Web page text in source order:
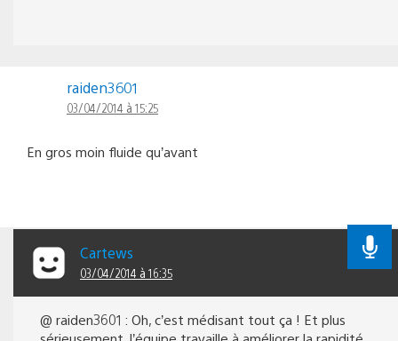
raiden3601
03/04/2014 à 15:25
En gros moin fluide qu’avant
Cartews
03/04/2014 à 16:35
@ raiden3601 : Oh, c’est médisant tout ça ! Et plus